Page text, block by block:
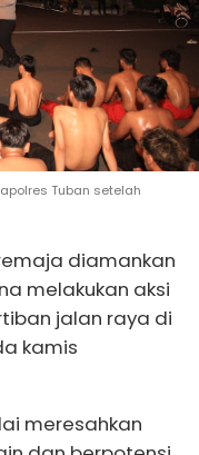
Tuban setelah
diamankan
melakukan aksi
jalan raya di
kamis
meresahkan